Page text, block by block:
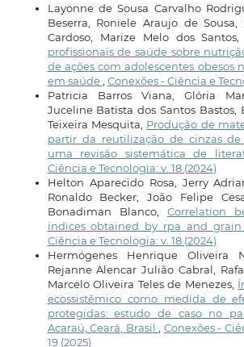
Layonne de Sousa Carvalho
Beserra, Roniele Araujo de
Cardoso, Marize Melo dos
profissionais de saúde sobre
de ações com adolescentes obesos
em saúde Conexões - Ciência e
Patricia Barros Viana, Glória
Juceline Batista dos Santos Bastos,
Teixeira Mesquita, Produção de
partir da reutilização de cinzas
uma revisão sistemática de
Ciência e Tecnologia: v. 18 (2024)
Helton Aparecido Rosa, Jerry
Ronaldo Becker, João Felipe
Bonadiman Blanco, Correlation
indices obtained by rpa and
Ciência e Tecnologia: v. 18 (2024)
Hermógenes Henrique Oliveira
Rejanne Alencar Julião Cabral,
Marcelo Oliveira Teles de Menezes,
ecossistêmico como medida de
protegidas: estudo de caso no
Acaraú, Ceará, Brasil
Conexões -
19 (2025)